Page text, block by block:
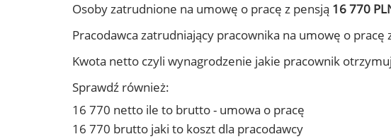
Osoby zatrudnione na umowę o pracę z pensją 16 770
Pracodawca zatrudniający pracownika na umowę o pracę
Kwota netto czyli wynagrodzenie jakie pracownik
Sprawdź również:
16 770 netto ile to brutto - umowa o pracę
16 770 brutto jaki to koszt dla pracodawcy